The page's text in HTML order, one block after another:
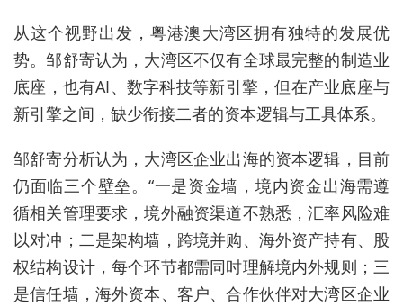
从这个视野出发，粤港澳大湾区拥有独特的发展优
势。邹舒寄认为，大湾区不仅有全球最完整的制造业
底座，也有AI、数字科技等新引擎，但在产业底座与
新引擎之间， 缺少衔接二者的资本逻辑与工具体系。
邹舒寄分析认为，大湾区企业出海的资本逻辑，目前
仍面临三个壁垒。“一是资金墙，境内资金出海需遵
循相关管理要求 ，境外融资渠道不熟悉，汇率风险难
以对冲；二是架构墙，跨境并购、海外资产持有、股
权结构设计，每个环节都需同时理解境内外规则；三
是信任墙，海外资本、客户、合作伙伴对大湾区企业